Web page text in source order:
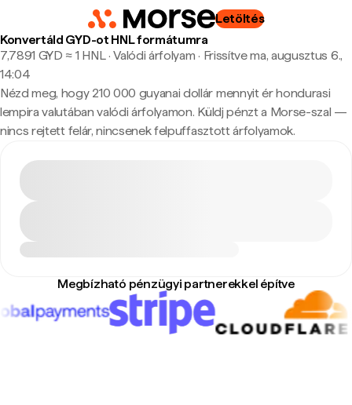
Letöltés
Konvertáld GYD-ot HNL formátumra
7,7891 GYD ≈ 1 HNL · Valódi árfolyam · Frissítve ma, augusztus 6.,
14:04
Nézd meg, hogy 210 000 guyanai dollár mennyit ér hondurasi
lempira valutában valódi árfolyamon. Küldj pénzt a Morse-szal —
nincs rejtett felár, nincsenek felpuffasztott árfolyamok.
Megbízható pénzügyi partnerekkel építve